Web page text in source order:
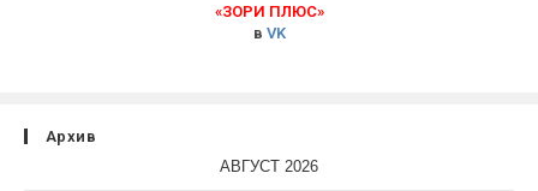
«ЗОРИ ПЛЮС»
в VK
Архив
АВГУСТ 2026